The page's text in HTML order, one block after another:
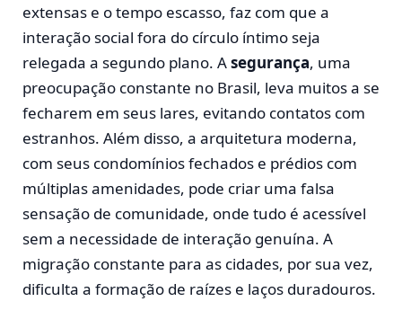
extensas e o tempo escasso, faz com que a
interação social fora do círculo íntimo seja
relegada a segundo plano. Asegurança, uma
preocupação constante no Brasil, leva muitos a se
fecharem em seus lares, evitando contatos com
estranhos. Além disso, a arquitetura moderna,
com seus condomínios fechados e prédios com
múltiplas amenidades, pode criar uma falsa
sensação de comunidade, onde tudo é acessível
sem a necessidade de interação genuína. A
migração constante para as cidades, por sua vez,
dificulta a formação de raízes e laços duradouros.